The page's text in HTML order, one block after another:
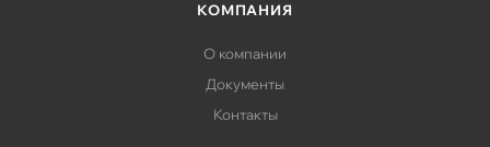
КОМПАНИЯ
О компании
Документы
Контакты